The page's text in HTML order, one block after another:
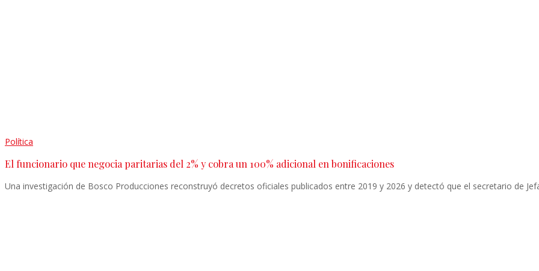
Política
El funcionario que negocia paritarias del 2% y cobra un 100% adicional en bonificaciones
Una investigación de Bosco Producciones reconstruyó decretos oficiales publicados entre 2019 y 2026 y detectó que el secretario de